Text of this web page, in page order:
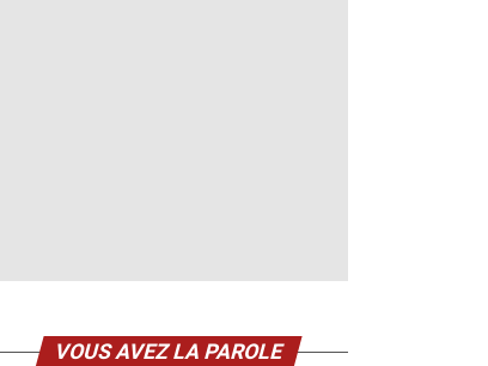
VOUS AVEZ LA PAROLE